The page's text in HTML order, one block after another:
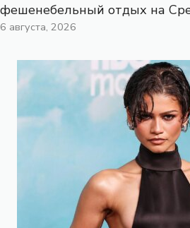
фешенебельный отдых на
6 августа, 2026